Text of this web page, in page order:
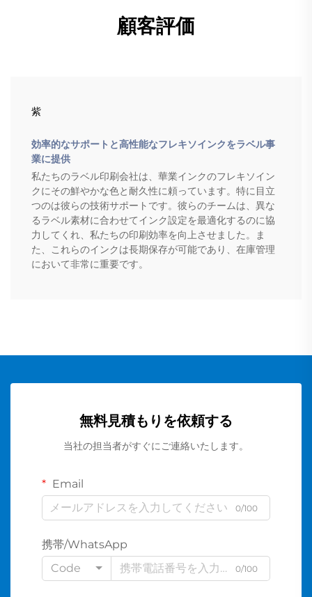
顧客評価
紫
効率的なサポートと高性能なフレキソインクをラベル事
業に提供
私たちのラベル印刷会社は、華業インクのフレキソイン
クにその鮮やかな色と耐久性に頼っています。特に目立
つのは彼らの技術サポートです。彼らのチームは、異な
るラベル素材に合わせてインク設定を最適化するのに協
力してくれ、私たちの印刷効率を向上させました。ま
た、これらのインクは長期保存が可能であり、在庫管理
において非常に重要です。
無料見積もりを依頼する
当社の担当者がすぐにご連絡いたします。
Email
0/100
携帯/WhatsApp
Code
0/100